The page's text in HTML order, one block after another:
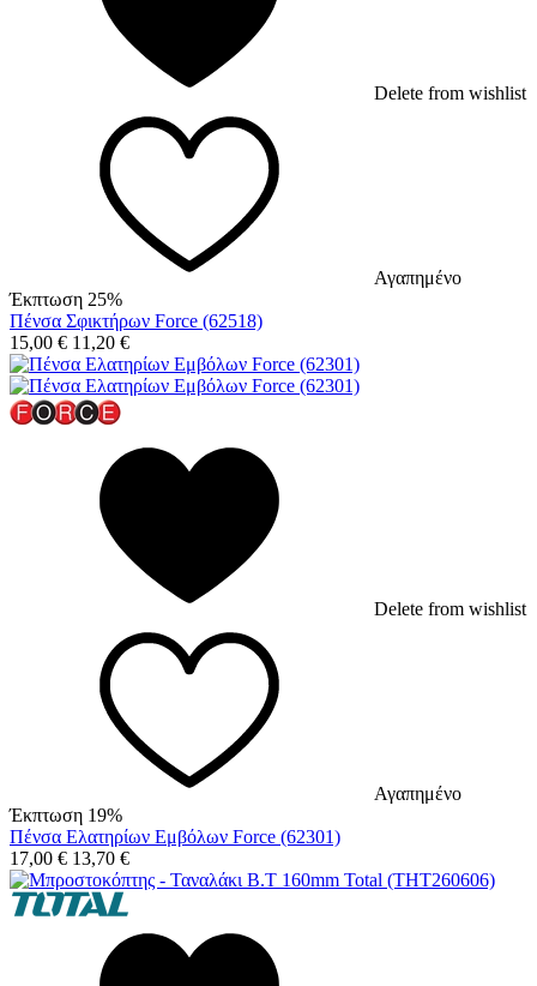
Delete from wishlist
Αγαπημένο
Έκπτωση 25%
Πένσα Σφικτήρων Force (62518)
15,00 € 11,20 €
Delete from wishlist
Αγαπημένο
Έκπτωση 19%
Πένσα Ελατηρίων Εμβόλων Force (62301)
17,00 € 13,70 €